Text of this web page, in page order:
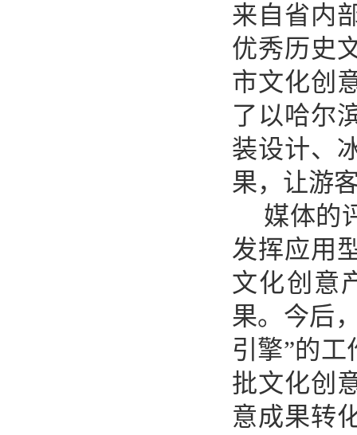
来自省内
优秀历史
市文化创
了以哈尔
装设计、
果，让游
媒体的
发挥应用
文化创意
果。今后
引擎”的
批文化创
意成果转